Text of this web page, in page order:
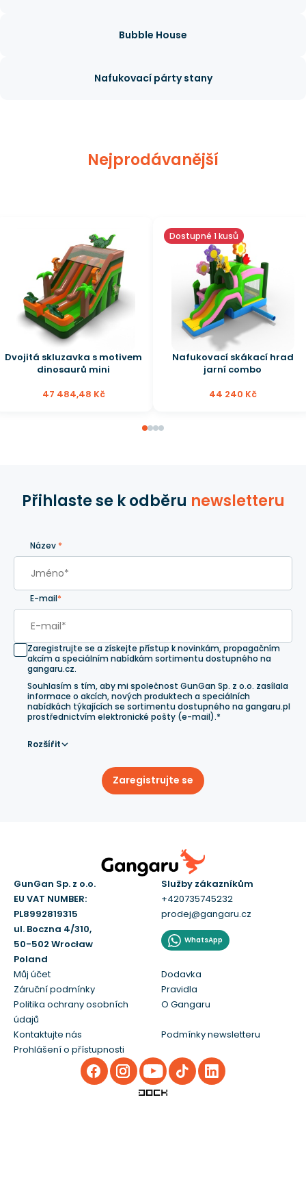
Bubble House
Nafukovací párty stany
Nejprodávanější
Dvojitá skluzavka s motivem
dinosaurů mini
47 484,48 Kč
Dostupné 1 kusů
Nafukovací skákací hrad
jarní combo
44 240 Kč
Přihlaste se k odběru newsletteru
Název *
E-mail*
Zaregistrujte se a získejte přístup k novinkám, propagačním
akcím a speciálním nabídkám sortimentu dostupného na
gangaru.cz.
Souhlasím s tím, aby mi společnost GunGan Sp. z o.o. zasílala
informace o akcích, nových produktech a speciálních
nabídkách týkajících se sortimentu dostupného na gangaru.pl
prostřednictvím elektronické pošty (e-mail).*
Rozšířit
Zaregistrujte se
GunGan Sp. z o.o.
EU VAT NUMBER:
PL8992819315
ul. Boczna 4/310,
50-502 Wrocław
Poland
Služby zákazníkům
+420735745232
prodej@gangaru.cz
WhatsApp
Můj účet
Dodavka
Záruční podmínky
Pravidla
Politika ochrany osobních
údajů
O Gangaru
Kontaktujte nás
Podmínky newsletteru
Prohlášení o přístupnosti